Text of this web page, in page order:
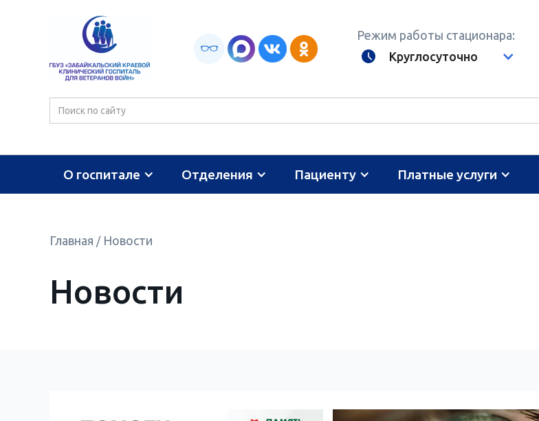
Режим работы стационара:
Круглосуточно
О госпитале Отделения Пациенту Платные услуги
Главная / Новости
Новости